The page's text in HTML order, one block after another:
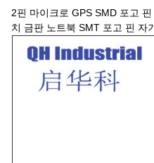
2핀 마이크로 GPS SMD 포고
치 금판 노트북 SMT 포고 핀 자